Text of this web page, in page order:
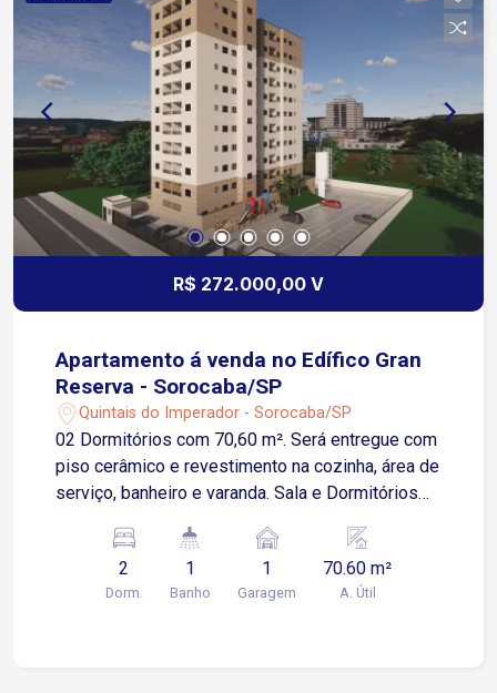
R$ 272.000,00 V
Apartamento á venda no Edífico Gran
Reserva - Sorocaba/SP
Quintais do Imperador - Sorocaba/SP
02 Dormitórios com 70,60 m². Será entregue com
piso cerâmico e revestimento na cozinha, área de
serviço, banheiro e varanda. Sala e Dormitórios
possui 01 Vaga de Garagem Descoberta e Fixa
para um veículo de pequeno ou médio porte
Condomínio: torre única, 2 elevadores,
2
Dorm.
1
Banho
1
Garagem
70.60 m²
A. Útil